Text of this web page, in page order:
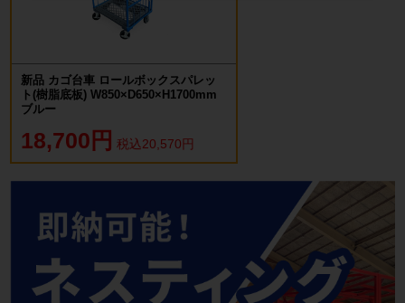
新品 カゴ台車 ロールボックスパレッ
ト(樹脂底板) W850×D650×H1700mm
ブルー
18,700円 税込20,570円